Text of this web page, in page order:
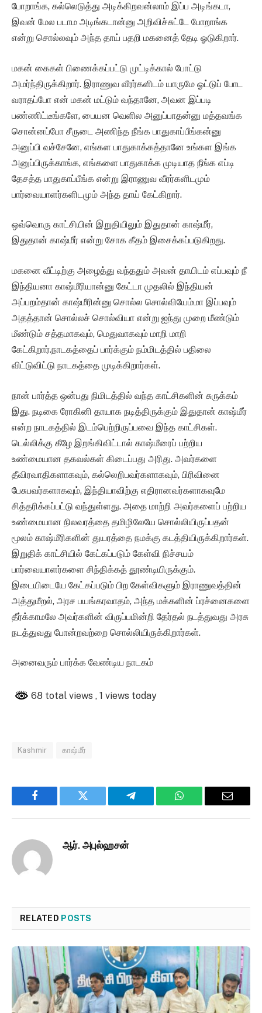
போறாங்க, கல்லெடுத்து அடிக்கிறவன்லாம் இப்ப அடிங்கடா,
இவன் மேல படாம அடிங்கடான்னு அறிவிச்சுட்டே போறாங்க
என்று சொல்லவும் அந்த தாய் பதறி மகனைத் தேடி ஓடுகிறார்.
மகன் கைகள் பிணைக்கப்பட்டு முட்டிக்கால் போட்டு
அமர்ந்திருக்கிறார். இராணுவ வீரர்களிடம் யாருமே ஓட்டுப் போட
வராதப்போ என் மகன் மட்டும் வந்தானே, அவன இப்படி
பண்ணிட்டீங்களே, பையன வெளில அனுப்பாதன்னு மத்தவங்க
சொன்னப்போ சீருடை அணிந்த நீங்க பாதுகாப்பீங்கன்னு
அனுப்பி வச்சேனே, எங்கள பாதுகாக்கத்தானே உங்கள இங்க
அனுப்பிருக்காங்க, எங்களை பாதுகாக்க முடியாத நீங்க எப்டி
தேசத்த பாதுகாப்பீங்க என்று இராணுவ வீரர்களிடமும்
பார்வையாளர்களிடமும் அந்த தாய் கேட்கிறார்.
ஒவ்வொரு காட்சியின் இறுதியிலும் இதுதான் காஷ்மீர்,
இதுதான் காஷ்மீர் என்று சோக கீதம் இசைக்கப்படுகிறது.
மகனை வீட்டிற்கு அழைத்து வந்ததும் அவன் தாயிடம் எப்பவும் நீ
இந்தியனா காஷ்மீரியான்னு கேட்டா முதலில் இந்தியன்
அப்பறம்தான் காஷ்மீரின்னு சொல்ல சொல்வியேம்மா இப்பவும்
அதத்தான் சொல்லச் சொல்வியா என்று ஐந்து முறை மீண்டும்
மீண்டும் சத்தமாகவும், மெதுவாகவும் மாறி மாறி
கேட்கிறார்.நாடகத்தைப் பார்க்கும் நம்மிடத்தில் பதிலை
விட்டுவிட்டு நாடகத்தை முடிக்கிறார்கள்.
நான் பார்த்த ஒன்பது நிமிடத்தில் வந்த காட்சிகளின் சுருக்கம்
இது. நடிகை ரோகினி தாயாக நடித்திருக்கும் இதுதான் காஷ்மீர்
என்ற நாடகத்தில் இடம்பெற்றிருப்பவை இந்த காட்சிகள்.
டெல்லிக்கு கீழே இறங்கிவிட்டால் காஷ்மீரைப் பற்றிய
உண்மையான தகவல்கள் கிடைப்பது அரிது. அவர்களை
தீவிரவாதிகளாகவும், கல்லெறிபவர்களாகவும், பிரிவினை
பேசுபவர்களாகவும், இந்தியாவிற்கு எதிரானவர்களாகவுமே
சித்தரிக்கப்பட்டு வந்துள்ளது. அதை மாற்றி அவர்களைப் பற்றிய
உண்மையான நிலவரத்தை தமிழிலேயே சொல்லியிருப்பதன்
மூலம் காஷ்மீரிகளின் துயரத்தை நமக்கு கடத்தியிருக்கிறார்கள்.
இறுதிக் காட்சியில் கேட்கப்படும் கேள்வி நிச்சயம்
பார்வையாளர்களை சிந்திக்கத் தூண்டியிருக்கும்.
இடையிடையே கேட்கப்படும் பிற கேள்விகளும் இராணுவத்தின்
அத்துமீறல், அரச பயங்கரவாதம், அந்த மக்களின் ப்ரச்னைகளை
தீர்க்காமலே அவர்களின் விருப்பமின்றி தேர்தல் நடத்துவது அரசு
நடத்துவது போன்றவற்றை சொல்லியிருக்கிறார்கள்.
அனைவரும் பார்க்க வேண்டிய நாடகம்
68 total views , 1 views today
Kashmir காஷ்மீர்
Facebook Twitter Telegram WhatsApp Email
ஆர். அபுல்ஹசன்
RELATED POSTS